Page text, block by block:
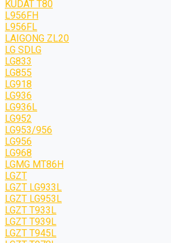
KUDAT T80
L956FH
L956FL
LAIGONG ZL20
LG SDLG
LG833
LG855
LG918
LG936
LG936L
LG952
LG953/956
LG956
LG968
LGMG MT86H
LGZT
LGZT LG933L
LGZT LG953L
LGZT T933L
LGZT T939L
LGZT T945L